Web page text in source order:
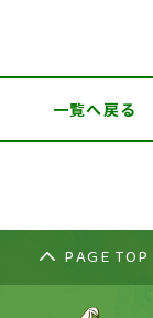
一覧へ戻る
PAGE TOP